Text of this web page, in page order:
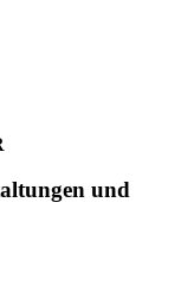
und